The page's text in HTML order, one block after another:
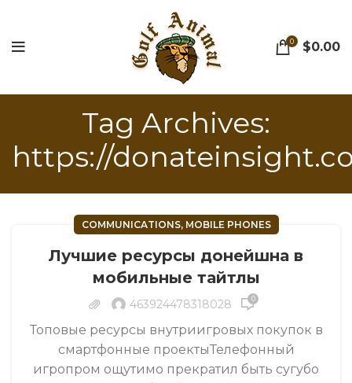
0 $0.00
Tag Archives:
https://
COMMUNICATIONS, MOBILE PHONES
Лучшие ресурсы донейшна в
мобильные тайтлы
463924478318028 0
Топовые ресурсы внутриигровых покупок в
смартфонные проектыТелефонный
игропром ощутимо прекратил быть сугубо